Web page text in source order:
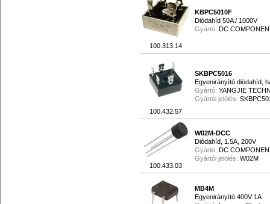
100.313.14
KBPC5010F
Diódahíd 50A / 1000V
Gyártó: DC
100.432.57
SKBPC5016
Egyenirányító diódahíd,
Gyártó: YANGJIE
Gyártói jelölés:
100.433.03
W02M-DCC
Diódahíd, 1.5A, 200V
Gyártó: DC
Gyártói jelölés: W02M
MB4M
Egyenirányító 400V 1A